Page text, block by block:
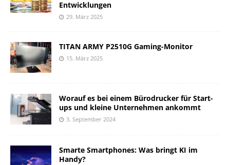
Entwicklungen
29. März 2025
TITAN ARMY P2510G Gaming-Monitor
15. März 2025
Worauf es bei einem Bürodrucker für Start-
ups und kleine Unternehmen ankommt
3. September 2024
Smarte Smartphones: Was bringt KI im
Handy?